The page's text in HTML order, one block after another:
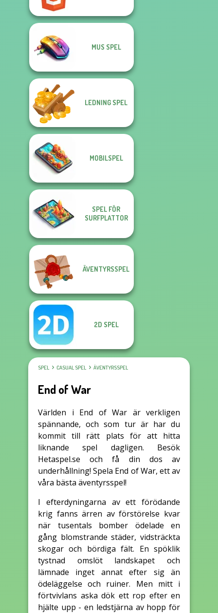
MUS SPEL
LEDNING SPEL
MOBILSPEL
SPEL FÖR
SURFPLATTOR
ÄVENTYRSSPEL
2D SPEL
SPEL CASUAL SPEL ÄVENTYRSSPEL
End of War
Världen i End of War är verkligen
spännande, och som tur är har du
kommit till rätt plats för att hitta
liknande spel dagligen. Besök
Hetaspel.se och få din dos av
underhållning! Spela End of War, ett av
våra bästa äventyrsspel!
I efterdyningarna av ett förödande
krig fanns ärren av förstörelse kvar
när tusentals bomber ödelade en
gång blomstrande städer, vidsträckta
skogar och bördiga fält. En spöklik
tystnad omslöt landskapet och
lämnade inget annat efter sig än
ödeläggelse och ruiner. Men mitt i
förtvivlans aska dök ett rop efter en
hjälte upp - en ledstjärna av hopp för